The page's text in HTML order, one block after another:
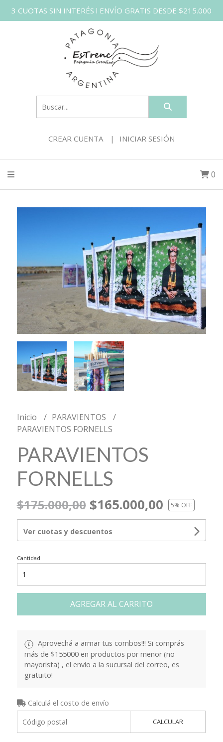
3 CUOTAS SIN INTERÉS l ENVÍO GRATIS DESDE $215.000
CREAR CUENTA INICIAR SESIÓN
0
Inicio
PARAVIENTOS
PARAVIENTOS FORNELLS
PARAVIENTOS
FORNELLS
$175.000,00$165.000,00 5% OFF
Ver cuotas y descuentos
Cantidad
AGREGAR AL CARRITO
Aprovechá a armar tus combos!!! Si comprás
más de $155000 en productos por menor (no
mayorista) , el envío a la sucursal del correo, es
gratuito!
Calculá el costo de envío
CALCULAR